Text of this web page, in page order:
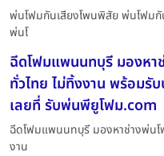
พ่นโฟมกันเสียงโพนพิสัย พ่นโฟม
พ่นโ
ฉีดโฟมแพนนทบุรี มองหา
ทั่วไทย ไม่ทิ้งงาน พร้อมรั
เลยที่ รับพ่นพียูโฟม.com
ฉีดโฟมแพนนทบุรี มองหาช่างพ่นโ
งาน